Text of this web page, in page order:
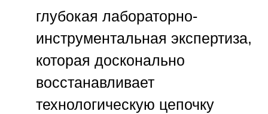
глубокая лабораторно-
инструментальная экспертиза,
которая досконально
восстанавливает
технологическую цепочку